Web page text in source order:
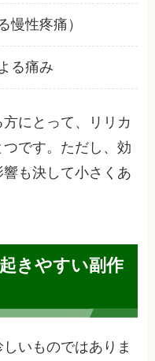
慢性疼痛）
る痛み
にとって、リリカ
です。ただし、効
も決して小さくあ
きやすい副作
いものではありま